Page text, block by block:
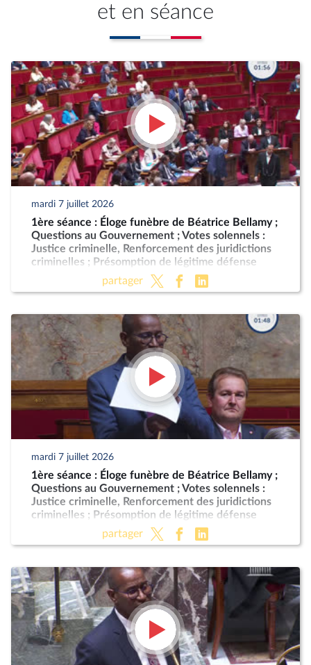
et en séance
mardi 7 juillet 2026
1ère séance : Éloge funèbre de Béatrice Bellamy ;
Questions au Gouvernement ; Votes solennels :
Justice criminelle, Renforcement des juridictions
criminelles ; Présomption de légitime défense
pour les forces de l'ordre
partager
mardi 7 juillet 2026
1ère séance : Éloge funèbre de Béatrice Bellamy ;
Questions au Gouvernement ; Votes solennels :
Justice criminelle, Renforcement des juridictions
criminelles ; Présomption de légitime défense
pour les forces de l'ordre
partager